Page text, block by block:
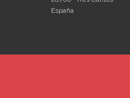
España